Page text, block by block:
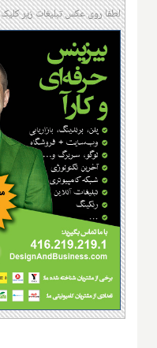
لطفا روی عکس تبلیغات زیر